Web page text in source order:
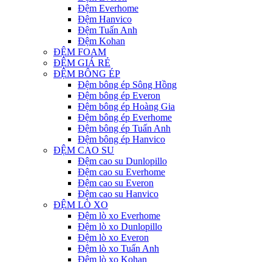
Đệm Everhome
Đệm Hanvico
Đệm Tuấn Anh
Đệm Kohan
ĐỆM FOAM
ĐỆM GIÁ RẺ
ĐỆM BÔNG ÉP
Đệm bông ép Sông Hồng
Đệm bông ép Everon
Đệm bông ép Hoàng Gia
Đệm bông ép Everhome
Đệm bông ép Tuấn Anh
Đệm bông ép Hanvico
ĐỆM CAO SU
Đệm cao su Dunlopillo
Đệm cao su Everhome
Đệm cao su Everon
Đệm cao su Hanvico
ĐỆM LÒ XO
Đệm lò xo Everhome
Đệm lò xo Dunlopillo
Đệm lò xo Everon
Đệm lò xo Tuấn Anh
Đệm lò xo Kohan